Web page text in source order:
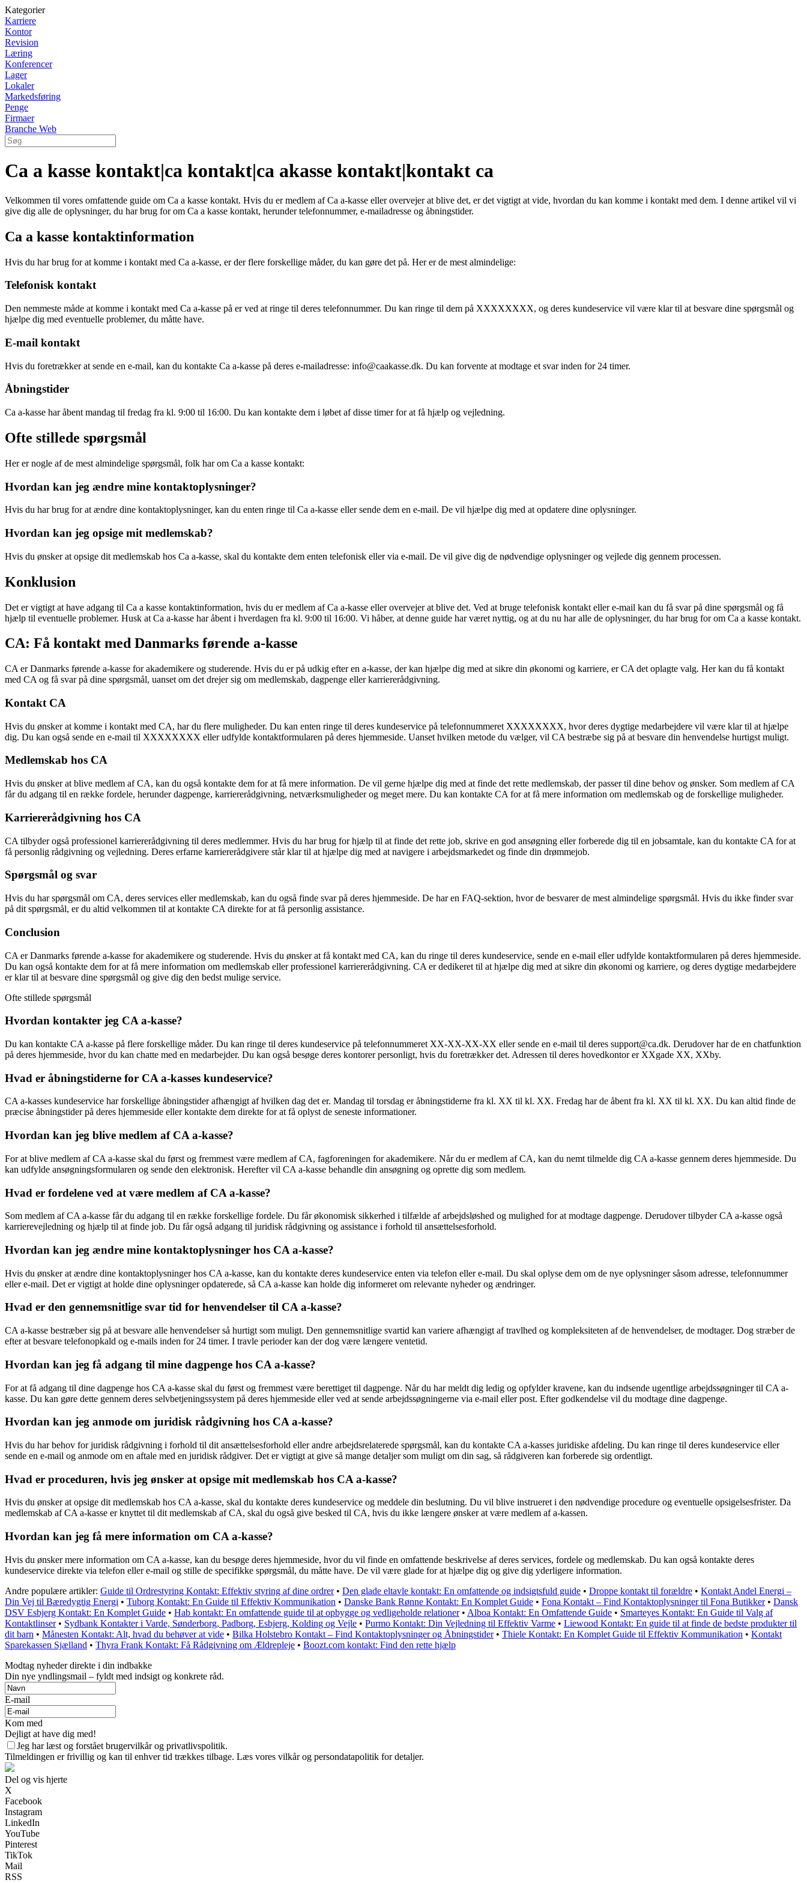
Kategorier
Karriere
Kontor
Revision
Læring
Konferencer
Lager
Lokaler
Markedsføring
Penge
Firmaer
Branche Web
Ca a kasse kontakt|ca kontakt|ca akasse kontakt|kontakt ca
Velkommen til vores omfattende guide om Ca a kasse kontakt. Hvis du er medlem af Ca a-kasse eller overvejer at blive det, er det vigtigt at vide, hvordan du kan komme i kontakt med dem. I denne artikel vil vi
give dig alle de oplysninger, du har brug for om Ca a kasse kontakt, herunder telefonnummer, e-mailadresse og åbningstider.
Ca a kasse kontaktinformation
Hvis du har brug for at komme i kontakt med Ca a-kasse, er der flere forskellige måder, du kan gøre det på. Her er de mest almindelige:
Telefonisk kontakt
Den nemmeste måde at komme i kontakt med Ca a-kasse på er ved at ringe til deres telefonnummer. Du kan ringe til dem på XXXXXXXX, og deres kundeservice vil være klar til at besvare dine spørgsmål og
hjælpe dig med eventuelle problemer, du måtte have.
E-mail kontakt
Hvis du foretrækker at sende en e-mail, kan du kontakte Ca a-kasse på deres e-mailadresse: info@caakasse.dk. Du kan forvente at modtage et svar inden for 24 timer.
Åbningstider
Ca a-kasse har åbent mandag til fredag fra kl. 9:00 til 16:00. Du kan kontakte dem i løbet af disse timer for at få hjælp og vejledning.
Ofte stillede spørgsmål
Her er nogle af de mest almindelige spørgsmål, folk har om Ca a kasse kontakt:
Hvordan kan jeg ændre mine kontaktoplysninger?
Hvis du har brug for at ændre dine kontaktoplysninger, kan du enten ringe til Ca a-kasse eller sende dem en e-mail. De vil hjælpe dig med at opdatere dine oplysninger.
Hvordan kan jeg opsige mit medlemskab?
Hvis du ønsker at opsige dit medlemskab hos Ca a-kasse, skal du kontakte dem enten telefonisk eller via e-mail. De vil give dig de nødvendige oplysninger og vejlede dig gennem processen.
Konklusion
Det er vigtigt at have adgang til Ca a kasse kontaktinformation, hvis du er medlem af Ca a-kasse eller overvejer at blive det. Ved at bruge telefonisk kontakt eller e-mail kan du få svar på dine spørgsmål og få
hjælp til eventuelle problemer. Husk at Ca a-kasse har åbent i hverdagen fra kl. 9:00 til 16:00. Vi håber, at denne guide har været nyttig, og at du nu har alle de oplysninger, du har brug for om Ca a kasse kontakt.
CA: Få kontakt med Danmarks førende a-kasse
CA er Danmarks førende a-kasse for akademikere og studerende. Hvis du er på udkig efter en a-kasse, der kan hjælpe dig med at sikre din økonomi og karriere, er CA det oplagte valg. Her kan du få kontakt
med CA og få svar på dine spørgsmål, uanset om det drejer sig om medlemskab, dagpenge eller karriererådgivning.
Kontakt CA
Hvis du ønsker at komme i kontakt med CA, har du flere muligheder. Du kan enten ringe til deres kundeservice på telefonnummeret XXXXXXXX, hvor deres dygtige medarbejdere vil være klar til at hjælpe
dig. Du kan også sende en e-mail til XXXXXXXX eller udfylde kontaktformularen på deres hjemmeside. Uanset hvilken metode du vælger, vil CA bestræbe sig på at besvare din henvendelse hurtigst muligt.
Medlemskab hos CA
Hvis du ønsker at blive medlem af CA, kan du også kontakte dem for at få mere information. De vil gerne hjælpe dig med at finde det rette medlemskab, der passer til dine behov og ønsker. Som medlem af CA
får du adgang til en række fordele, herunder dagpenge, karriererådgivning, netværksmuligheder og meget mere. Du kan kontakte CA for at få mere information om medlemskab og de forskellige muligheder.
Karriererådgivning hos CA
CA tilbyder også professionel karriererådgivning til deres medlemmer. Hvis du har brug for hjælp til at finde det rette job, skrive en god ansøgning eller forberede dig til en jobsamtale, kan du kontakte CA for at
få personlig rådgivning og vejledning. Deres erfarne karriererådgivere står klar til at hjælpe dig med at navigere i arbejdsmarkedet og finde din drømmejob.
Spørgsmål og svar
Hvis du har spørgsmål om CA, deres services eller medlemskab, kan du også finde svar på deres hjemmeside. De har en FAQ-sektion, hvor de besvarer de mest almindelige spørgsmål. Hvis du ikke finder svar
på dit spørgsmål, er du altid velkommen til at kontakte CA direkte for at få personlig assistance.
Conclusion
CA er Danmarks førende a-kasse for akademikere og studerende. Hvis du ønsker at få kontakt med CA, kan du ringe til deres kundeservice, sende en e-mail eller udfylde kontaktformularen på deres hjemmeside.
Du kan også kontakte dem for at få mere information om medlemskab eller professionel karriererådgivning. CA er dedikeret til at hjælpe dig med at sikre din økonomi og karriere, og deres dygtige medarbejdere
er klar til at besvare dine spørgsmål og give dig den bedst mulige service.
Ofte stillede spørgsmål
Hvordan kontakter jeg CA a-kasse?
Du kan kontakte CA a-kasse på flere forskellige måder. Du kan ringe til deres kundeservice på telefonnummeret XX-XX-XX-XX eller sende en e-mail til deres support@ca.dk. Derudover har de en chatfunktion
på deres hjemmeside, hvor du kan chatte med en medarbejder. Du kan også besøge deres kontorer personligt, hvis du foretrækker det. Adressen til deres hovedkontor er XXgade XX, XXby.
Hvad er åbningstiderne for CA a-kasses kundeservice?
CA a-kasses kundeservice har forskellige åbningstider afhængigt af hvilken dag det er. Mandag til torsdag er åbningstiderne fra kl. XX til kl. XX. Fredag har de åbent fra kl. XX til kl. XX. Du kan altid finde de
præcise åbningstider på deres hjemmeside eller kontakte dem direkte for at få oplyst de seneste informationer.
Hvordan kan jeg blive medlem af CA a-kasse?
For at blive medlem af CA a-kasse skal du først og fremmest være medlem af CA, fagforeningen for akademikere. Når du er medlem af CA, kan du nemt tilmelde dig CA a-kasse gennem deres hjemmeside. Du
kan udfylde ansøgningsformularen og sende den elektronisk. Herefter vil CA a-kasse behandle din ansøgning og oprette dig som medlem.
Hvad er fordelene ved at være medlem af CA a-kasse?
Som medlem af CA a-kasse får du adgang til en række forskellige fordele. Du får økonomisk sikkerhed i tilfælde af arbejdsløshed og mulighed for at modtage dagpenge. Derudover tilbyder CA a-kasse også
karrierevejledning og hjælp til at finde job. Du får også adgang til juridisk rådgivning og assistance i forhold til ansættelsesforhold.
Hvordan kan jeg ændre mine kontaktoplysninger hos CA a-kasse?
Hvis du ønsker at ændre dine kontaktoplysninger hos CA a-kasse, kan du kontakte deres kundeservice enten via telefon eller e-mail. Du skal oplyse dem om de nye oplysninger såsom adresse, telefonnummer
eller e-mail. Det er vigtigt at holde dine oplysninger opdaterede, så CA a-kasse kan holde dig informeret om relevante nyheder og ændringer.
Hvad er den gennemsnitlige svar tid for henvendelser til CA a-kasse?
CA a-kasse bestræber sig på at besvare alle henvendelser så hurtigt som muligt. Den gennemsnitlige svartid kan variere afhængigt af travlhed og kompleksiteten af de henvendelser, de modtager. Dog stræber de
efter at besvare telefonopkald og e-mails inden for 24 timer. I travle perioder kan der dog være længere ventetid.
Hvordan kan jeg få adgang til mine dagpenge hos CA a-kasse?
For at få adgang til dine dagpenge hos CA a-kasse skal du først og fremmest være berettiget til dagpenge. Når du har meldt dig ledig og opfylder kravene, kan du indsende ugentlige arbejdssøgninger til CA a-
kasse. Du kan gøre dette gennem deres selvbetjeningssystem på deres hjemmeside eller ved at sende arbejdssøgningerne via e-mail eller post. Efter godkendelse vil du modtage dine dagpenge.
Hvordan kan jeg anmode om juridisk rådgivning hos CA a-kasse?
Hvis du har behov for juridisk rådgivning i forhold til dit ansættelsesforhold eller andre arbejdsrelaterede spørgsmål, kan du kontakte CA a-kasses juridiske afdeling. Du kan ringe til deres kundeservice eller
sende en e-mail og anmode om en aftale med en juridisk rådgiver. Det er vigtigt at give så mange detaljer som muligt om din sag, så rådgiveren kan forberede sig ordentligt.
Hvad er proceduren, hvis jeg ønsker at opsige mit medlemskab hos CA a-kasse?
Hvis du ønsker at opsige dit medlemskab hos CA a-kasse, skal du kontakte deres kundeservice og meddele din beslutning. Du vil blive instrueret i den nødvendige procedure og eventuelle opsigelsesfrister. Da
medlemskab af CA a-kasse er knyttet til dit medlemskab af CA, skal du også give besked til CA, hvis du ikke længere ønsker at være medlem af a-kassen.
Hvordan kan jeg få mere information om CA a-kasse?
Hvis du ønsker mere information om CA a-kasse, kan du besøge deres hjemmeside, hvor du vil finde en omfattende beskrivelse af deres services, fordele og medlemskab. Du kan også kontakte deres
kundeservice direkte via telefon eller e-mail og stille de specifikke spørgsmål, du måtte have. De vil være glade for at hjælpe dig og give dig yderligere information.
Andre populære artikler: Guide til Ordrestyring Kontakt: Effektiv styring af dine ordrer• Den glade eltavle kontakt: En omfattende og indsigtsfuld guide • Droppe kontakt til forældre • Kontakt Andel Energi –
Din Vej til Bæredygtig Energi • Tuborg Kontakt: En Guide til Effektiv Kommunikation • Danske Bank Rønne Kontakt: En Komplet Guide • Fona Kontakt – Find Kontaktoplysninger til Fona Butikker• Dansk
DSV Esbjerg Kontakt: En Komplet Guide • Hab kontakt: En omfattende guide til at opbygge og vedligeholde relationer• Alboa Kontakt: En Omfattende Guide • Smarteyes Kontakt: En Guide til Valg af
Kontaktlinser• Sydbank Kontakter i Varde, Sønderborg, Padborg, Esbjerg, Kolding og Vejle • Purmo Kontakt: Din Vejledning til Effektiv Varme • Liewood Kontakt: En guide til at finde de bedste produkter til
dit barn • Månesten Kontakt: Alt, hvad du behøver at vide • Bilka Holstebro Kontakt – Find Kontaktoplysninger og Åbningstider• Thiele Kontakt: En Komplet Guide til Effektiv Kommunikation • Kontakt
Sparekassen Sjælland • Thyra Frank Kontakt: Få Rådgivning om Ældrepleje • Boozt.com kontakt: Find den rette hjælp
Modtag nyheder direkte i din indbakke
Din nye yndlingsmail – fyldt med indsigt og konkrete råd.
E-mail
Kom med
Dejligt at have dig med!
Jeg har læst og forstået brugervilkår og privatlivspolitik.
Tilmeldingen er frivillig og kan til enhver tid trækkes tilbage. Læs vores vilkår og persondatapolitik for detaljer.
Del og vis hjerte
X
Facebook
Instagram
LinkedIn
YouTube
Pinterest
TikTok
Mail
RSS